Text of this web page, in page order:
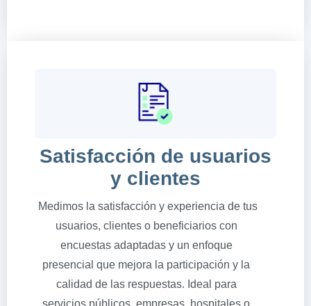
Satisfacción de usuarios
y clientes
Medimos la satisfacción y experiencia de tus
usuarios, clientes o beneficiarios con
encuestas adaptadas y un enfoque
presencial que mejora la participación y la
calidad de las respuestas. Ideal para
servicios públicos, empresas, hospitales o